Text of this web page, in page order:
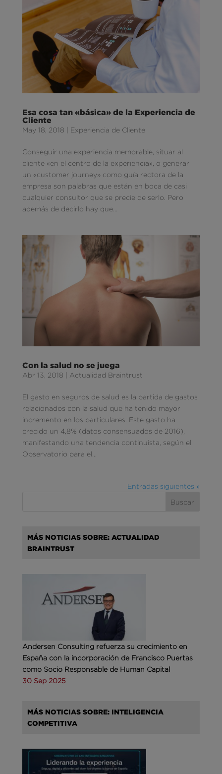
Esa cosa tan «básica» de la Experiencia de
Cliente
May 18, 2018 Experiencia de Cliente
Conseguir una experiencia memorable, situar al
cliente «en el centro de la experiencia», o generar
un «customer journey» como guía rectora de la
empresa son palabras que están en boca de casi
cualquier consultor que se precie de serlo. Pero
además de decirlo hay que...
Con la salud no se juega
Abr 13, 2018 Actualidad Braintrust
El gasto en seguros de salud es la partida de gastos
relacionados con la salud que ha tenido mayor
incremento en los particulares. Este gasto ha
crecido un 4,8% (datos consensuados de 2016),
manifestando una tendencia continuista, según el
Observatorio para el...
Entradas siguientes »
MÁS NOTICIAS SOBRE: ACTUALIDAD
BRAINTRUST
Andersen Consulting refuerza su crecimiento en
España con la incorporación de Francisco Puertas
como Socio Responsable de Human Capital
30 Sep 2025
MÁS NOTICIAS SOBRE: INTELIGENCIA
COMPETITIVA